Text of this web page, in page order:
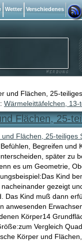
und Flächen, 25-
Wärmeleittäfelchen, 13-
Flächen, 25-
Begreifen und
später zu
es um Geometrie,
Kind
gezeigt
Das Kind muß dann
Körper14
Vergleich
Körper und
Wetter Verschiedenes